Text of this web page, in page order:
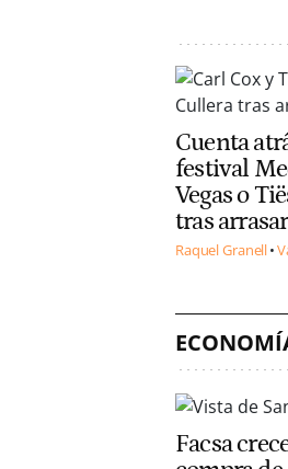
Cuenta
festival
Vegas o
tras
Raquel Granell
Facsa